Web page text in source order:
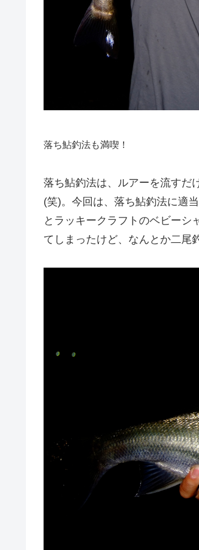
落ち鮎釣法も満喫！
落ち鮎釣法は、ルアーを流すだ
(笑)。今回は、落ち鮎釣法に適
とラッキークラフトのベビーシ
てしまったけど、なんとか二尾